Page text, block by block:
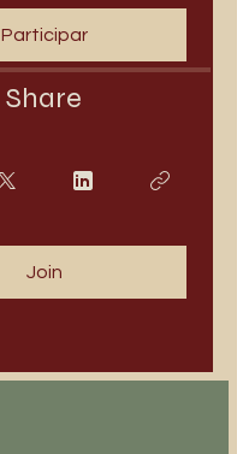
Participar
Share
Join